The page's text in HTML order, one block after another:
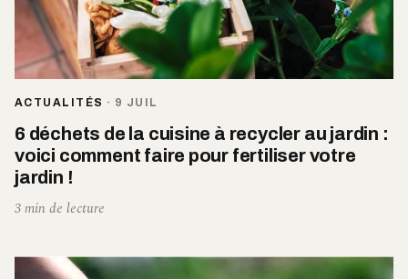
ACTUALITÉS · 9 JUIL
6 déchets de la cuisine à recycler au jardin :
voici comment faire pour fertiliser votre
jardin !
3 min de lecture